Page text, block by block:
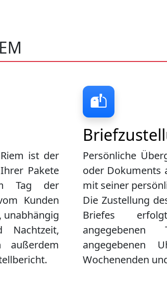
Persönliche
oder Dokuments
mit seiner
Die Zustellung
Briefes
angegebenen
Wochenenden
ist der
Pakete
Tag der
Kunden
unabhängig
außerdem